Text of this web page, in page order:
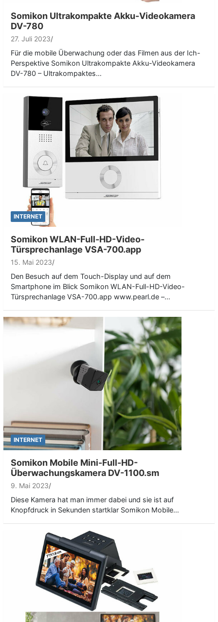
Somikon Ultrakompakte Akku-Videokamera
DV-780
27. Juli 2023
Für die mobile Überwachung oder das Filmen aus der Ich-
Perspektive Somikon Ultrakompakte Akku-Videokamera
DV-780 – Ultrakompaktes…
INTERNET
Somikon WLAN-Full-HD-Video-
Türsprechanlage VSA-700.app
15. Mai 2023
Den Besuch auf dem Touch-Display und auf dem
Smartphone im Blick Somikon WLAN-Full-HD-Video-
Türsprechanlage VSA-700.app www.pearl.de –…
INTERNET
Somikon Mobile Mini-Full-HD-
Überwachungskamera DV-1100.sm
9. Mai 2023
Diese Kamera hat man immer dabei und sie ist auf
Knopfdruck in Sekunden startklar Somikon Mobile…